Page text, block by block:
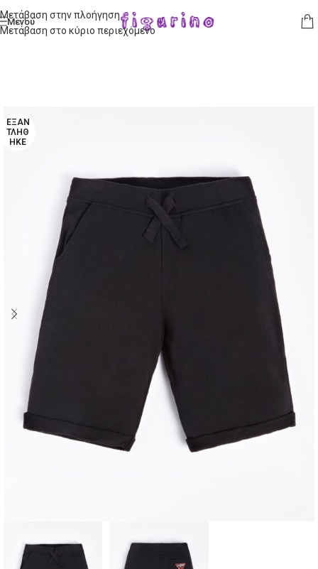
Μετάβαση στην πλοήγηση
Μετάβαση στο κύριο περιεχόμενο
Μενού
ΕΞΑΝ
ΤΛΉΘ
ΗΚΕ